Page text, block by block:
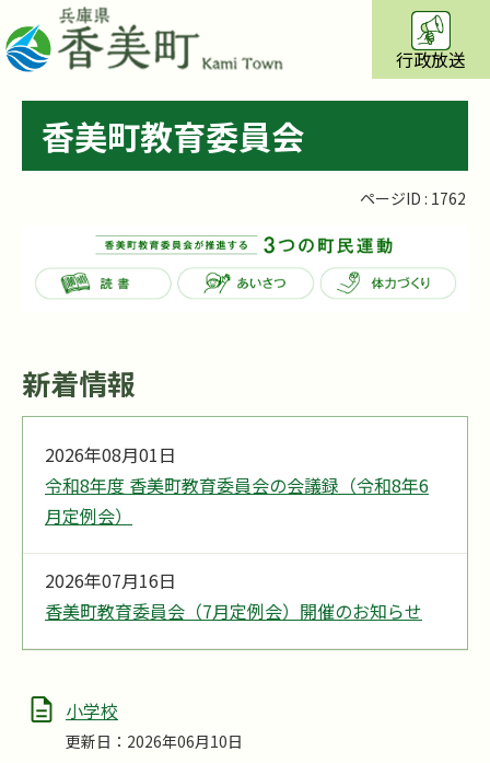
行政放送
香美町教育委員会
ページID : 1762
新着情報
2026年08月01日
令和8年度 香美町教育委員会の会議録（令和8年6
月定例会）
2026年07月16日
香美町教育委員会（7月定例会）開催のお知らせ
小学校
更新日：2026年06月10日